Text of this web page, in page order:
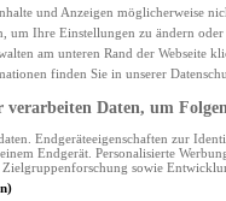
und Anzeigen möglicherweise
um Ihre Einstellungen zu ändern
am unteren Rand der Webseite
finden Sie in unserer
Daten, um
Endgeräteeigenschaften zur
Endgerät. Personalisierte
sowie